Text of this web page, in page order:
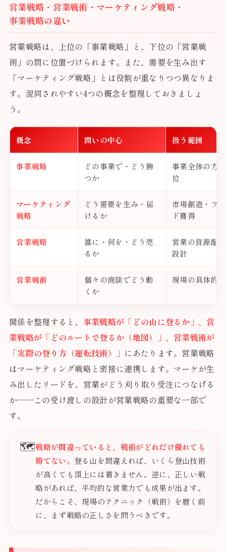
営業戦略・営業戦術・マーケティング戦略・
事業戦略の違い
営業戦略は、上位の「事業戦略」と、下位の「営業戦
術」の間に位置づけられます。また、需要を生み出す
「マーケティング戦略」とは役割が重なりつつ異なりま
す。混同されやすい4つの概念を整理しておきましょ
う。
概念 問いの中心 扱う範囲
事業戦略
どの事業で・どう勝
つか
事業全体の方
位
マーケティング
戦略
どう需要を生み・届
けるか
市場創造・ブ
ド獲得
営業戦略
誰に・何を・どう売
るか
営業の資源配
設計
営業戦術
個々の商談でどう動
くか
現場の具体的
関係を整理すると、 事業戦略が「どの山に登るか」、営
業戦略が「どのルートで登るか（地図）」、営業戦術が
「実際の登り方（運転技術）」 にあたります。営業戦略
はマーケティング戦略と密接に連携します。マーケが生
み出したリードを、営業がどう刈り取り受注につなげる
か——この受け渡しの設計が営業戦略の重要な一部で
す。
🗺️戦略が間違っていると、戦術がどれだけ優れても
勝てない。 登る山を間違えれば、いくら登山技術
が高くても頂上には着きません。逆に、正しい戦
略があれば、平均的な営業力でも成果が出ます。
だからこそ、現場のテクニック（戦術）を磨く前
に、まず戦略の正しさを問うべきです。